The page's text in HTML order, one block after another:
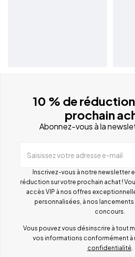
10 % de
prochain
Abonnez-vous à la
Saisissez votre adresse e-mail
Inscrivez-vous à notre newsletter
réduction sur votre prochain achat !
accès VIP à nos offres
personnalisées, à nos
concours.
Vous pouvez vous désinscrire à tout
vos informations conformément à
confidentialité.